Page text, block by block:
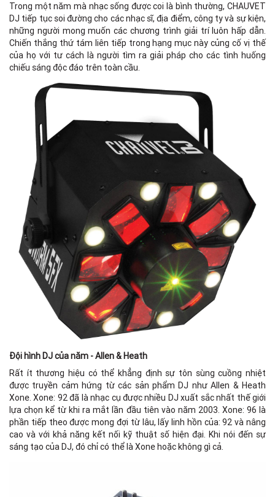
Trong một năm mà nhạc sống được coi là bình thường, CHAUVET
DJ tiếp tục soi đường cho các nhạc sĩ, địa điểm, công ty và sự kiện,
những người mong muốn các chương trình giải trí luôn hấp dẫn.
Chiến thắng thứ tám liên tiếp trong hạng mục này củng cố vị thế
của họ với tư cách là người tìm ra giải pháp cho các tình huống
chiếu sáng độc đáo trên toàn cầu.
Đội hình DJ của năm - Allen & Heath
Rất ít thương hiệu có thể khẳng định sự tôn sùng cuồng nhiệt
được truyền cảm hứng từ các sản phẩm DJ như Allen & Heath
Xone. Xone: 92 đã là nhạc cụ được nhiều DJ xuất sắc nhất thế giới
lựa chọn kể từ khi ra mắt lần đầu tiên vào năm 2003. Xone: 96 là
phần tiếp theo được mong đợi từ lâu, lấy linh hồn của: 92 và nâng
cao và với khả năng kết nối kỹ thuật số hiện đại. Khi nói đến sự
sáng tạo của DJ, đó chỉ có thể là Xone hoặc không gì cả.